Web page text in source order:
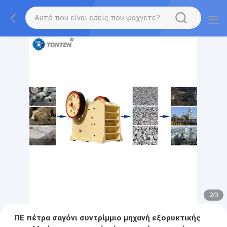
2/3
ΠΕ πέτρα σαγόνι συντρίμμιο μηχανή εξορυκτικής